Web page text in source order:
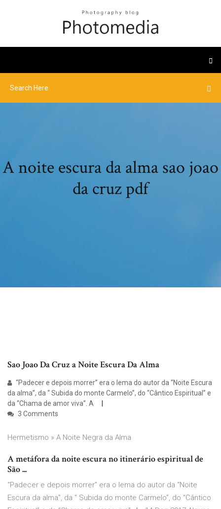
A noite escura da alma sao joao
da cruz pdf
Sao Joao Da Cruz a Noite Escura Da Alma
“Padecer e depois morrer” era o lema do autor da “Noite Escura
da alma”, da “ Subida do monte Carmelo”, do “Cântico Espiritual” e
da “Chama de amor viva”. A
3 Comments
Hermetismo » A Noite Negra da Alma
A metáfora da noite escura no itinerário espiritual de
São ...
“Padecer e depois morrer” era o lema do autor da “Noite
Escura da alma”, da “ Subida do monte Carmelo”, do “Cântico